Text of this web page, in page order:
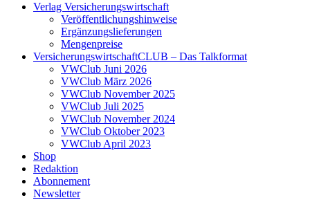
Verlag Versicherungswirtschaft
Veröffentlichungshinweise
Ergänzungslieferungen
Mengenpreise
VersicherungswirtschaftCLUB – Das Talkformat
VWClub Juni 2026
VWClub März 2026
VWClub November 2025
VWClub Juli 2025
VWClub November 2024
VWClub Oktober 2023
VWClub April 2023
Shop
Redaktion
Abonnement
Newsletter